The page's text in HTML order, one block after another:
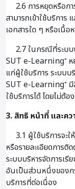
2.6 การหยุดหรือกา
สามารถเข้าใช้บริการ
เอกสารใด ๆ หรือเนื้
2.7 ในกรณีที่ระบบ
SUT e-Learning⁺ ห
แก่ผู้ใช้บริการ ระบบบ
SUT e-Learning⁺
ใช้บริการได้ โดยไม่ต้
3. สิทธิ หน้าที่ และค
3.1 ผู้ใช้บริการจะใ
หรือรายละเอียดการ
ระบบบริหารจัดการเ
อันเป็นส่วนหนึ่งของก
บริการที่ต่อเนื่อง